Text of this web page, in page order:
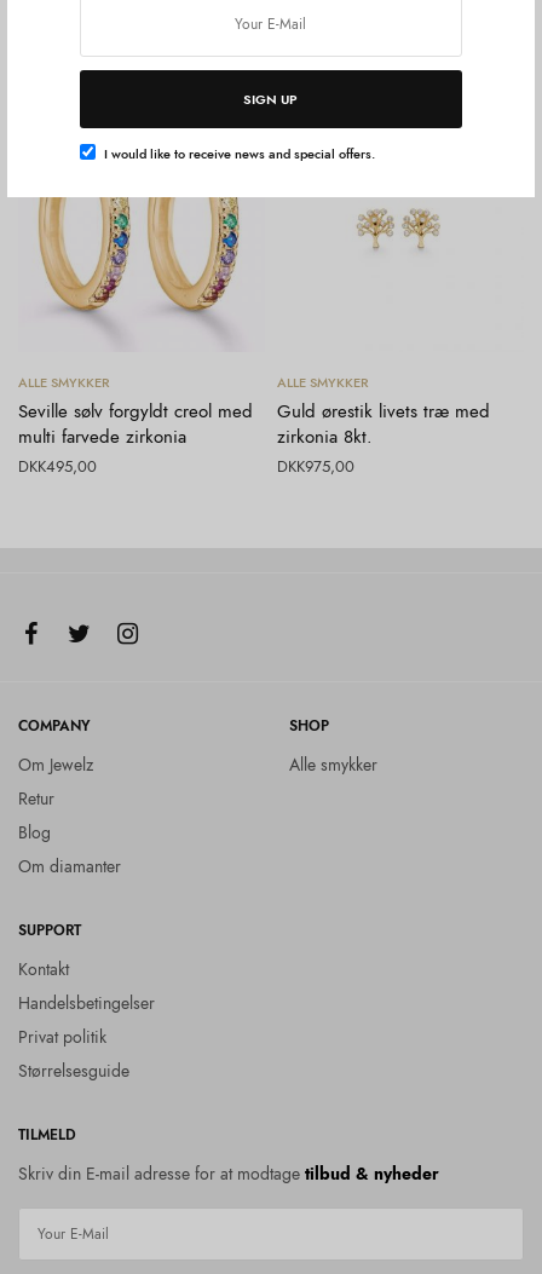
SIGN UP
I would like to receive news and special offers.
Relaterede varer
Tilføj til kurv
ALLE SMYKKER
Seville sølv forgyldt creol med
multi farvede zirkonia
DKK495,00
Tilføj til kurv
ALLE SMYKKER
Guld ørestik livets træ med
zirkonia 8kt.
DKK975,00
COMPANY
Om Jewelz
Retur
Blog
Om diamanter
SHOP
Alle smykker
SUPPORT
Kontakt
Handelsbetingelser
Privat politik
Størrelsesguide
TILMELD
Skriv din E-mail adresse for at modtagetilbud & nyheder